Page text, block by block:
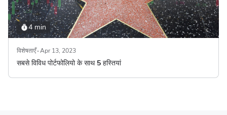
4 min
विशेषताएँ Apr 13, 2023
सबसे विविध पोर्टफोलियो के साथ 5 हस्तियां